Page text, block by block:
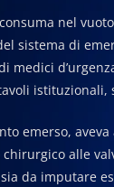
nel
sistema di
medici
istituzionali,
emerso,
alle
da imputare